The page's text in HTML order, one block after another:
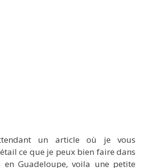
un article où je vous
ce que je peux bien faire dans
en Guadeloupe, voila une petite